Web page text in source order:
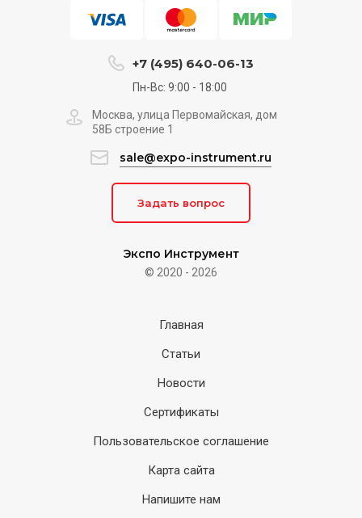
Экспо Инструмент
© 2020 - 2026
+7 (495) 640-06-13
Пн-Вс: 9:00 - 18:00
Москва, улица Первомайская, дом
58Б строение 1
sale@expo-instrument.ru
Задать вопрос
Главная
Статьи
Новости
Сертификаты
Пользовательское соглашение
Карта сайта
Напишите нам